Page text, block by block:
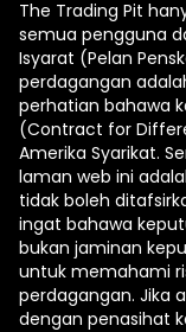
The Trading Pit
semua pengguna
Isyarat (Pelan
perdagangan
perhatian bahawa
(Contract for
Amerika Syarikat.
laman web ini
tidak boleh
ingat bahawa
bukan jaminan
untuk memahami
perdagangan. Jika
dengan penasihat